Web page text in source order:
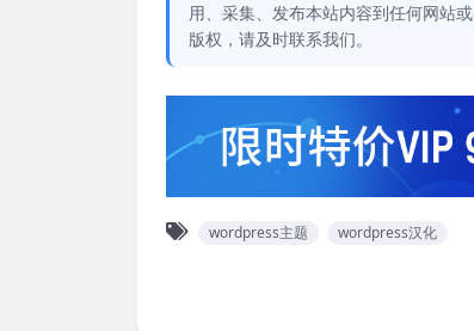
用、采集、发布本站内容到任何网站
版权，请及时联系我们。
wordpress主题 wordpress汉化